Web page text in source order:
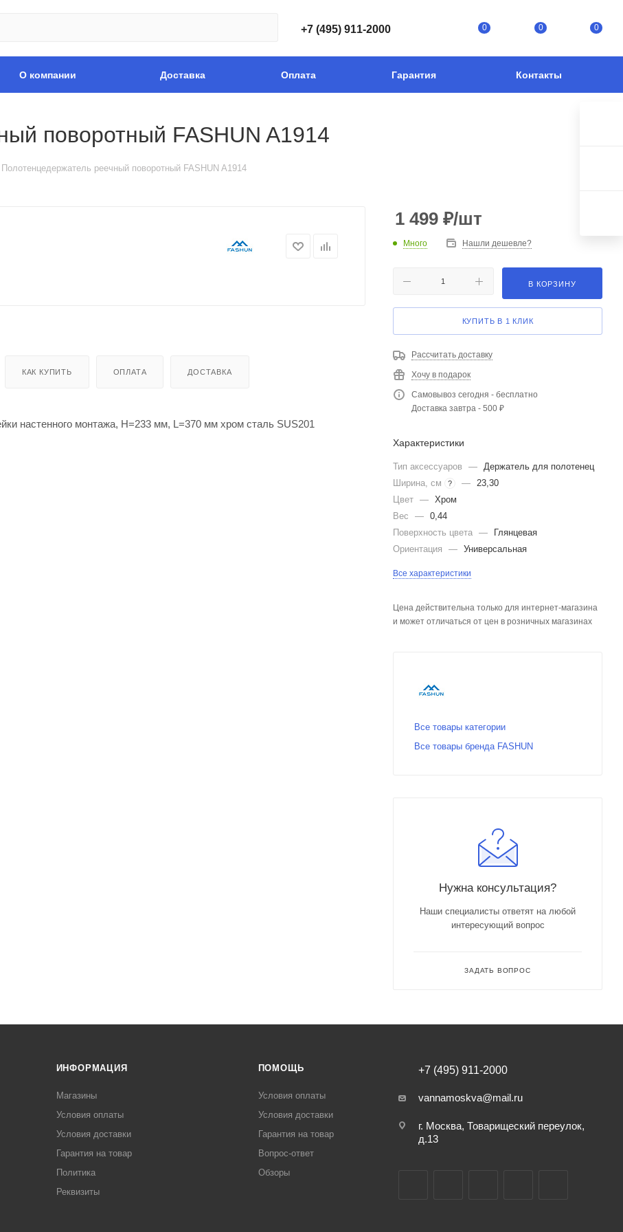
+7 (495) 911-2000 0 0 0
О компании Доставка Оплата Гарантия Контакты
поворотный FASHUN A1914
Полотенцедержатель реечный поворотный FASHUN A1914
КАК КУПИТЬ ОПЛАТА ДОСТАВКА
настенного монтажа, H=233 мм, L=370 мм хром сталь SUS201
1 499 ₽/шт
Много Нашли дешевле?
В КОРЗИНУ
КУПИТЬ В 1 КЛИК
Рассчитать доставку
Хочу в подарок
Самовывоз сегодня - бесплатно
Доставка завтра - 500 ₽
Характеристики
Тип аксессуаров — Держатель для полотенец
Ширина, см
? — 23,30
Цвет — Хром
Вес
— 0,44
Поверхность цвета —
Глянцевая
Ориентация
— Универсальная
Все характеристики
Цена действительна только для интернет-магазина
и может отличаться от цен в розничных магазинах
Все товары категории
Все товары бренда FASHUN
Нужна консультация?
Наши специалисты ответят на любой
интересующий вопрос
ЗАДАТЬ ВОПРОС
ИНФОРМАЦИЯ
Магазины
Условия оплаты
Условия доставки
Гарантия на товар
Политика
Реквизиты
ПОМОЩЬ
Условия оплаты
Условия доставки
Гарантия на товар
Вопрос-ответ
Обзоры
+7 (495) 911-2000
vannamoskva@mail.ru
г. Москва, Товарищеский переулок,
д.13